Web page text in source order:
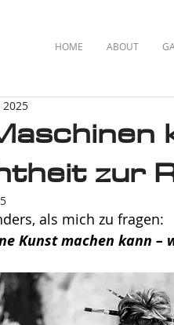
HOME ABOUT
zur
2025
als mich zu fragen:
Kunst machen kann